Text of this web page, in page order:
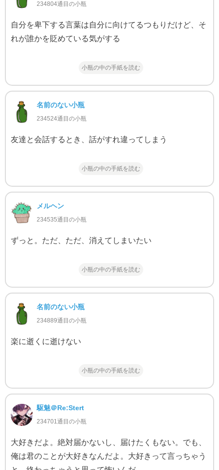
234804通目の小瓶
自分を卑下する言葉は自分に向けてるつもりだけど、そ
れが誰かを貶めている気がする
小瓶の中の手紙を読む
名前のない小瓶
234524通目の小瓶
友達と会話するとき、話がすれ違ってしまう
小瓶の中の手紙を読む
メルヘン
234535通目の小瓶
ずっと。ただ、ただ、消えてしまいたい
小瓶の中の手紙を読む
名前のない小瓶
234889通目の小瓶
楽に逝くに逝けない
小瓶の中の手紙を読む
駆魅＠Re:Stert
234701通目の小瓶
大好きだよ。絶対届かないし、届けたくもない。でも、
俺は君のことが大好きなんだよ。大好きって言っちゃう